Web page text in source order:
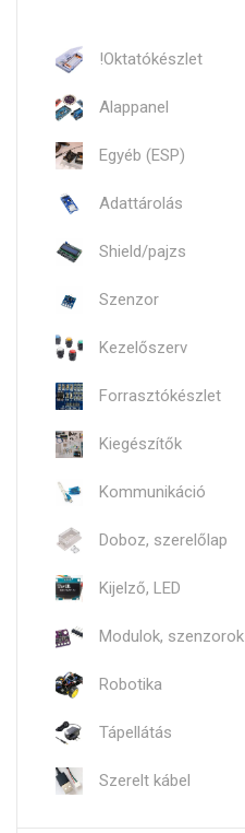
!Oktatókészlet
Alappanel
Egyéb (ESP)
Adattárolás
Shield/pajzs
Szenzor
Kezelőszerv
Forrasztókészlet
Kiegészítők
Kommunikáció
Doboz, szerelőlap
Kijelző, LED
Modulok, szenzorok
Robotika
Tápellátás
Szerelt kábel